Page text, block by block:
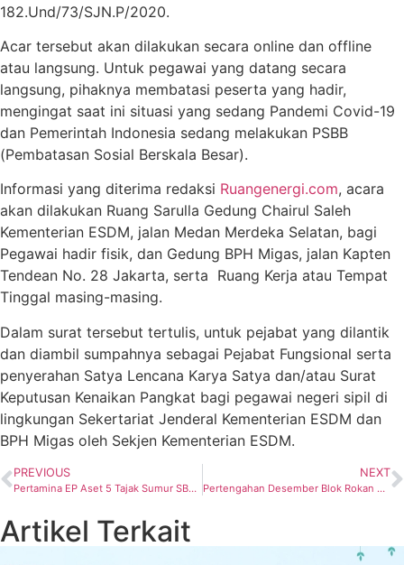
182.Und/73/SJN.P/2020.
Acar tersebut akan dilakukan secara online dan offline
atau langsung. Untuk pegawai yang datang secara
langsung, pihaknya membatasi peserta yang hadir,
mengingat saat ini situasi yang sedang Pandemi Covid-19
dan Pemerintah Indonesia sedang melakukan PSBB
(Pembatasan Sosial Berskala Besar).
Informasi yang diterima redaksi Ruangenergi.com, acara
akan dilakukan Ruang Sarulla Gedung Chairul Saleh
Kementerian ESDM, jalan Medan Merdeka Selatan, bagi
Pegawai hadir fisik, dan Gedung BPH Migas, jalan Kapten
Tendean No. 28 Jakarta, serta Ruang Kerja atau Tempat
Tinggal masing-masing.
Dalam surat tersebut tertulis, untuk pejabat yang dilantik
dan diambil sumpahnya sebagai Pejabat Fungsional serta
penyerahan Satya Lencana Karya Satya dan/atau Surat
Keputusan Kenaikan Pangkat bagi pegawai negeri sipil di
lingkungan Sekertariat Jenderal Kementerian ESDM dan
BPH Migas oleh Sekjen Kementerian ESDM.
PREVIOUS
Pertamina EP Aset 5 Tajak Sumur SBJ-347
NEXT
Pertengahan Desember Blok Rokan Mulai Bor 1 Sumur
Artikel Terkait